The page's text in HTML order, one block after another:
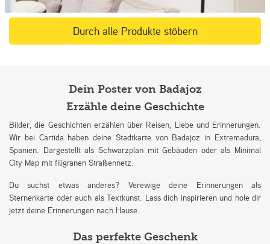
Durch alle Produkte stöbern
Dein Poster von Badajoz
Erzähle deine Geschichte
Bilder, die Geschichten erzählen über Reisen, Liebe und Erinnerungen.
Wir bei Cartida haben deine Stadtkarte von Badajoz in Extremadura,
Spanien. Dargestellt als Schwarzplan mit Gebäuden oder als Minimal
City Map mit filigranen Straßennetz.
Du suchst etwas anderes? Verewige deine Erinnerungen als
Sternenkarte oder auch als Textkunst. Lass dich inspirieren und hole dir
jetzt deine Erinnerungen nach Hause.
Das perfekte Geschenk